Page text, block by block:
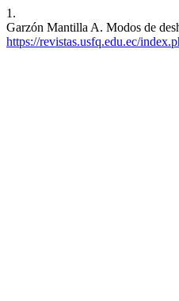
1.
Garzón Mantilla A. Modos de
https://revistas.usfq.edu.ec/